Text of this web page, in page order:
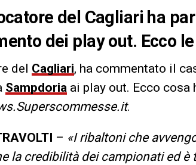
del Cagliari ha
dei play out. Ecco
del Cagliari, ha commentato il
Sampdoria ai play out. Ecco cosa
.
– «I ribaltoni che
la credibilità dei campionati ed è